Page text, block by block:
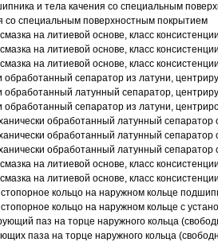
и тела качения со специальным
со специальным поверхностным покрытием
на литиевой основе, класс
на литиевой основе, класс
на литиевой основе, класс
обработанный сепаратор из латуни,
обработанный латунный сепаратор,
обработанный сепаратор из латуни,
обработанный латунный сепаратор
обработанный латунный
обработанный латунный сепаратор
на литиевой основе, класс
на литиевой основе, класс
стопорное кольцо на наружном кольце
стопорное кольцо на наружном кольце с
паз на торце наружного кольца
паза на торце наружного кольца